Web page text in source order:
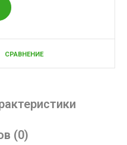
СРАВНЕНИЕ
(0)